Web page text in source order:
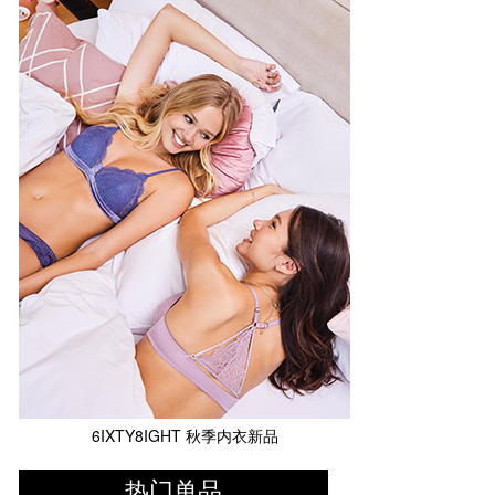
6IXTY8IGHT 秋季内衣新品